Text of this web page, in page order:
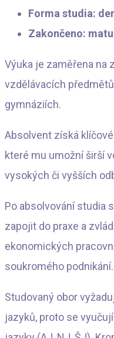
Forma studia:
Zakončeno:
Výuka je zaměřena na
vzdělávacích
gymnáziích.
Absolvent získá
které mu umožní širší
vysokých či vyšších
Po absolvování studia
zapojit do praxe a
ekonomických
soukromého podnikání.
Studovaný obor
jazyků, proto se